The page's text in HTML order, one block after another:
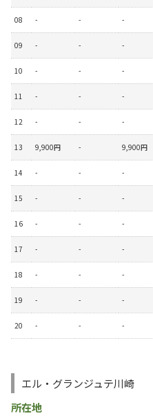
08 - - -
09 - - -
10 - - -
11 - - -
12 - - -
13 9,900円 - 9,900円
14 - - -
15 - - -
16 - - -
17 - - -
18 - - -
19 - - -
20 - - -
エル・グランジュテ川崎
所在地